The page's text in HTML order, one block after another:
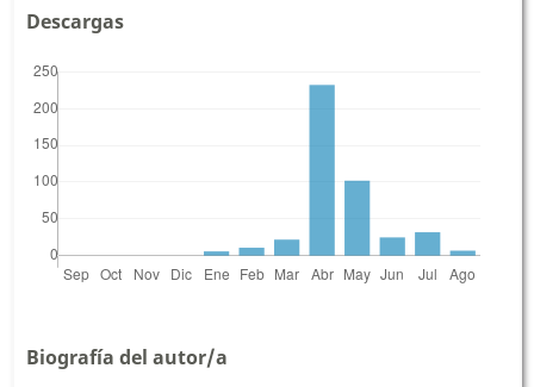
Descargas
Biografía del autor/a